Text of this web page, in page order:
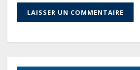
dans la Ngounié
de la dette
total pourrait